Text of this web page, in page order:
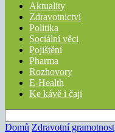
Aktuality
Zdravotnictví
Politika
Sociální věci
Pojištění
Pharma
Rozhovory
E-Health
Ke kávě i čaji
Domů Zdravotní gramotnost